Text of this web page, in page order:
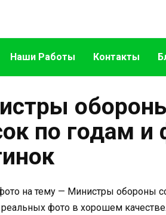
Наши Работы Контакты
по годам
на тему — Министры обороны
фото в хорошем качестве.